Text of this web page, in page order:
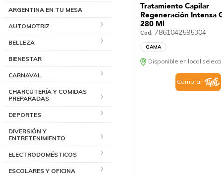
ARGENTINA EN TU MESA
AUTOMOTRIZ
BELLEZA
BIENESTAR
CARNAVAL
CHARCUTERÍA Y COMIDAS
PREPARADAS
DEPORTES
DIVERSIÓN Y
ENTRETENIMIENTO
ELECTRODOMÉSTICOS
ESCOLARES Y OFICINA
Tratamiento Capilar
Regeneración Intensa
280 Ml
Cod: 7861042595304
GAMA
Disponible en local
Comprar